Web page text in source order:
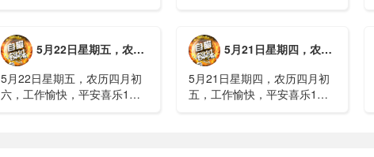
15年2、神舟二十三号载人飞
船与空间站组合体完成自主快
速交会对接......
接2、山洪等地质灾害风险
大，重庆永川连续暴雨已致17
人失联，1人......
5月22日星期五，农历四月初六，工作愉快，平安喜乐
5月22日星期五，农历四月初
六，工作愉快，平安喜乐1、
5月21日星期四，农历四月初五，工作愉快，平安喜乐
5月21日星期四，农历四月初
五，工作愉快，平安喜乐1、